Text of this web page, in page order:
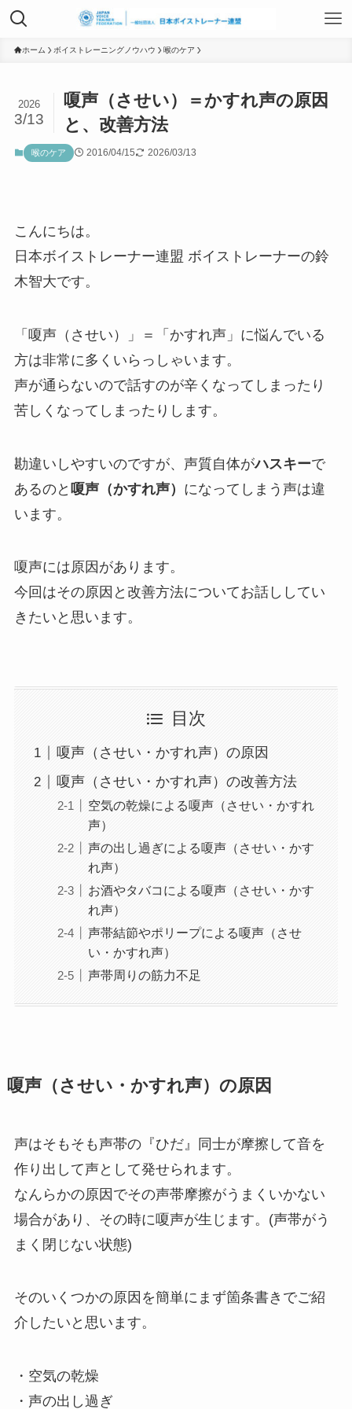
TOP
日本ボイストレーナー連盟資格認定につ
いて
ボイストレーニング勉強会
年間事業計画
取材・講演などのご依頼
ホーム ボイストレーニングノウハウ 喉のケア
嗄声（させい）＝かすれ声の原因
と、改善方法
2026
3/13
喉のケア 2016/04/15 2026/03/13
こんにちは。
日本ボイストレーナー連盟 ボイストレーナーの鈴
木智大です。
「嗄声（させい）」＝「かすれ声」に悩んでいる
方は非常に多くいらっしゃいます。
声が通らないので話すのが辛くなってしまったり
苦しくなってしまったりします。
勘違いしやすいのですが、声質自体がハスキーで
あるのと 嗄声（かすれ声） になってしまう声は違
います。
嗄声には原因があります。
今回はその原因と改善方法についてお話ししてい
きたいと思います。
目次
嗄声（させい・かすれ声）の原因
嗄声（させい・かすれ声）の改善方法
空気の乾燥による嗄声（させい・かすれ
声）
声の出し過ぎによる嗄声（させい・かす
れ声）
お酒やタバコによる嗄声（させい・かす
れ声）
声帯結節やポリープによる嗄声（させ
い・かすれ声）
声帯周りの筋力不足
嗄声（させい・かすれ声）の原因
声はそもそも声帯の『ひだ』同士が摩擦して音を
作り出して声として発せられます。
なんらかの原因でその声帯摩擦がうまくいかない
場合があり、その時に嗄声が生じます。(声帯がう
まく閉じない状態)
そのいくつかの原因を簡単にまず箇条書きでご紹
介したいと思います。
・空気の乾燥
・声の出し過ぎ